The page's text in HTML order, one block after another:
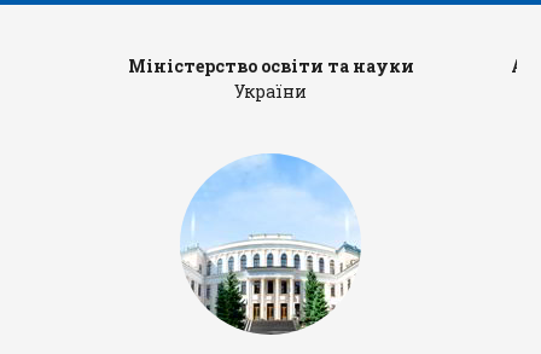
Міністерство освіти та науки
України